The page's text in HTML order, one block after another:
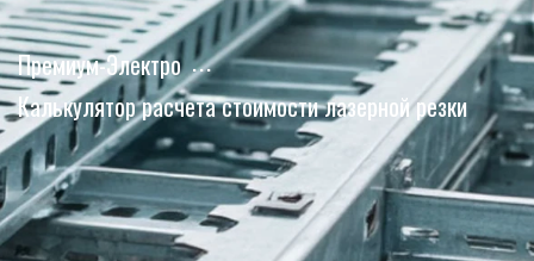
Премиум-Электро
Калькулятор расчета стоимости лазерной резки